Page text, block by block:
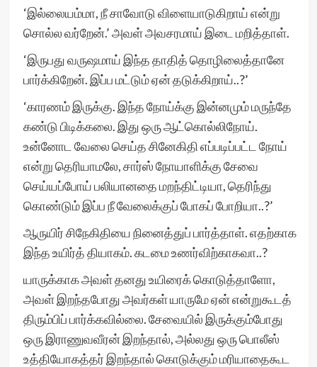
‘இல்லையம்மா, நீ சாவோடு விளையாடுகிறாய் என்று
சொல்ல வர்றேன்.’ அவள் அவசரமாய் இடை மறித்தாள்.
‘இருபது வருஷமாய் இந்த தாதித் தொழிலைத்தானே
பார்க்கிறேன். இப்ப மட்டும் ஏன் தடுக்கிறாய்..?’
‘காரணம் இருக்கு. இந்த நோய்க்கு இன்னமும் மருந்தே
கண்டு பிடிக்கலை. இது ஒரு ஆட்கொல்லிநோய்.
உன்னோட வேலை செய்த சினேகிதி எப்படிப்பட்ட நோய்
என்று தெரியாமலே, சார்ஸ் நோயாளிக்கு சேவை
செய்யப்போய் பலியானதை மறந்திட்டியா, தெரிந்து
கொண்டும் இப்ப நீ வேலைக்குப் போகப் போறியா..?’
ஆருயிர் சிநேகிதியை நினைத்துப் பார்த்தாள். எதற்காக
இந்த உயிர்த் தியாகம். கடமை உணர்விற்காகவா..?
யாருக்காக அவள் தனது உயிரைக் கொடுத்தாளோ,
அவள் இறந்தபோது அவர்கள் யாருமே ஏன் என்றுகூடத்
திரும்பிப் பார்க்கவில்லை. சேவையில் இருக்கும்போது
ஒரு இராணுவவீரன் இறந்தால், அல்லது ஒரு பொலீஸ்
உத்தியோகத்தர் இறந்தால் கொடுக்கும் மரியாதைகூட